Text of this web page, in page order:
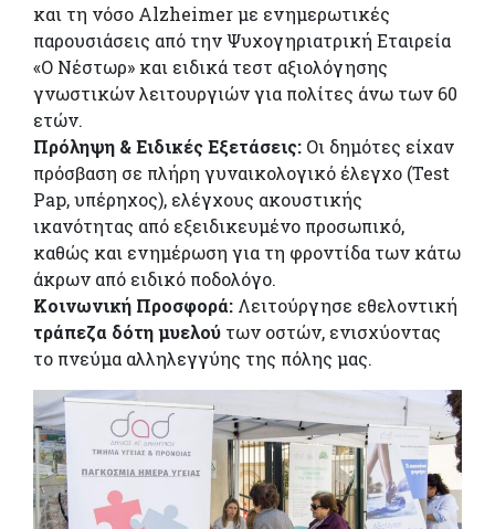
και τη νόσο Alzheimer με ενημερωτικές
παρουσιάσεις από την Ψυχογηριατρική Εταιρεία
«Ο Νέστωρ» και ειδικά τεστ αξιολόγησης
γνωστικών λειτουργιών για πολίτες άνω των 60
ετών.
Πρόληψη & Ειδικές Εξετάσεις: Οι δημότες είχαν
πρόσβαση σε πλήρη γυναικολογικό έλεγχο (Test
Pap, υπέρηχος), ελέγχους ακουστικής
ικανότητας από εξειδικευμένο προσωπικό,
καθώς και ενημέρωση για τη φροντίδα των κάτω
άκρων από ειδικό ποδολόγο.
Κοινωνική Προσφορά: Λειτούργησε εθελοντική
τράπεζα δότη μυελού των οστών, ενισχύοντας
το πνεύμα αλληλεγγύης της πόλης μας.